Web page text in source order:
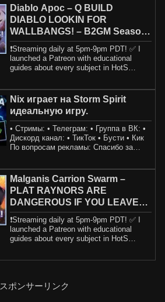
Diablo Apoc – Q BUILD
DIABLO LOOKIN FOR
WALLBANGS! – B2GM Season
2 2025
❗️Streaming daily at 5pm-9pm PDT! ✅ I
launched a Patreon with educational
guides about every subject in HotS
Nix играет на Storm Spirit
идеальную игру.
• Стримы: • Телеграм: • Группа в ВК: •
Дискорд канал: • ТикТок • Бусти • Кик
По вопросам рекламы: Спасибо за
Malganis Carrion Swarm –
PLAT RAYNORS ARE
DANGEROUS IF YOU LEAVE
THEM ALONE! – Grandmaster
Storm Lea
❗️Streaming daily at 5pm-9pm PDT! ✅ I
launched a Patreon with educational
guides about every subject in HotS
スポンサーリンク